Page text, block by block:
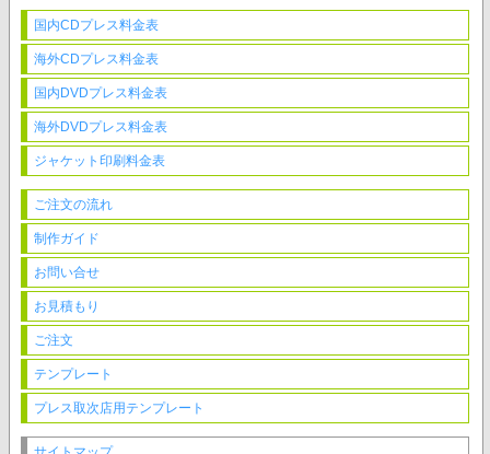
国内CDプレス料金表
海外CDプレス料金表
国内DVDプレス料金表
海外DVDプレス料金表
ジャケット印刷料金表
ご注文の流れ
制作ガイド
お問い合せ
お見積もり
ご注文
テンプレート
プレス取次店用テンプレート